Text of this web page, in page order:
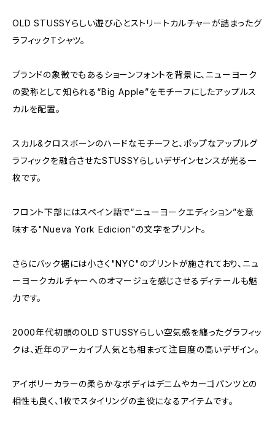
OLD STUSSYらしい遊び心とストリートカルチャーが詰まったグ
ラフィックTシャツ。
ブランドの象徴でもあるショーンフォントを背景に、ニューヨーク
の愛称として知られる“Big Apple”をモチーフにしたアップルス
カルを配置。
スカル&クロスボーンのハードなモチーフと、ポップなアップルグ
ラフィックを融合させたSTUSSYらしいデザインセンスが光る一
枚です。
フロント下部にはスペイン語で“ニューヨークエディション”を意
味する"Nueva York Edicion"の文字をプリント。
さらにバック裾には小さく"NYC"のプリントが施されており、ニュ
ーヨークカルチャーへのオマージュを感じさせるディテールも魅
力です。
2000年代初頭のOLD STUSSYらしい空気感を纏ったグラフィッ
クは、近年のアーカイブ人気とも相まって注目度の高いデザイン。
アイボリーカラーの柔らかなボディはデニムやカーゴパンツとの
相性も良く、1枚でスタイリングの主役になるアイテムです。